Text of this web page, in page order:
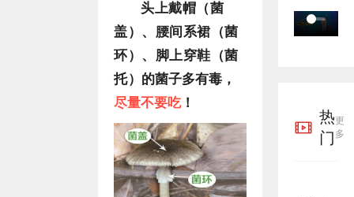
头上戴帽（菌
盖）、腰间系裙（菌
环）、脚上穿鞋（菌
托） 的菌子多有毒，
尽量不要吃！
热
门
更
多